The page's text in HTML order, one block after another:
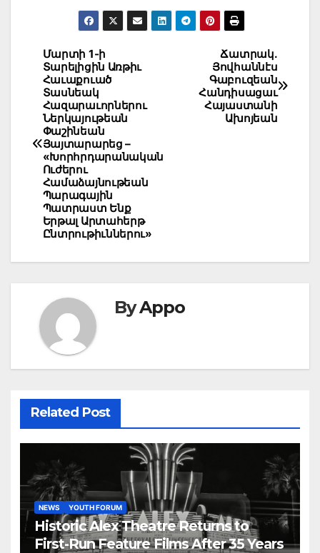
Post
navigation
Ճատրակ.
Յովհաննէս
Գաբուզեան
Հանդիսացաւ
Հայաստանի
Ախոյեան
Մարտի 1-ի
Տարելիցին Առթիւ
Հաւաքուած
Տասնեակ
Հազարաւորներու
Ներկայութեան
Փաշինեան
Յայտարարեց –
«Խորհրդարանական
Ուժերու
Համաձայնութեան
Պարագային
Պատրաստ Ենք
Երթալ Արտահերթ
Ընտրութիւններու»
ByAppo
Related Post
NEWS YOUTH FORUM
Historic Alex Theatre Returns to
First-Run Feature Films After 35 Years